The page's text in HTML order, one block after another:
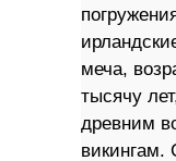
меча,
тысячу
древним
викингам.